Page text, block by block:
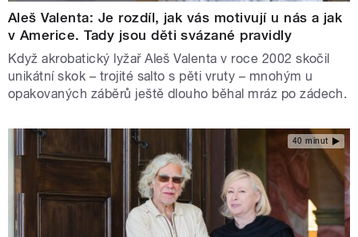
Aleš Valenta: Je rozdíl, jak vás motivují u nás a jak
v Americe. Tady jsou děti svázané pravidly
Když akrobatický lyžař Aleš Valenta v roce 2002 skočil
unikátní skok – trojité salto s pěti vruty – mnohým u
opakovaných záběrů ještě dlouho běhal mráz po zádech.
40 minut